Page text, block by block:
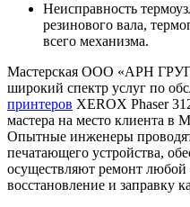
Неисправность
резинового вала,
всего механизма.
Мастерская ООО «АРН
широкий спектр услуг по
принтеров XEROX Phaser
мастера на место клиента в
Опытные инженеры
печатающего устройства,
осуществляют ремонт любой
восстановление и заправку